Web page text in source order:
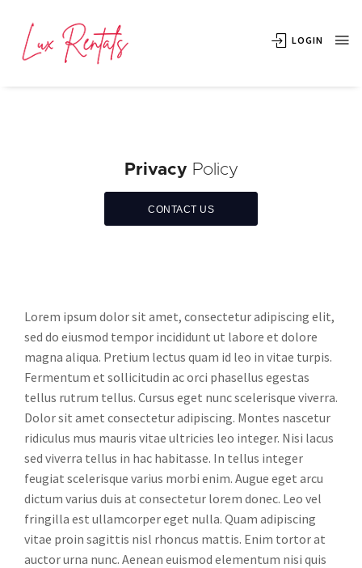
LOGIN
Privacy Policy
CONTACT US
Lorem ipsum dolor sit amet, consectetur adipiscing elit,
sed do eiusmod tempor incididunt ut labore et dolore
magna aliqua. Pretium lectus quam id leo in vitae turpis.
Fermentum et sollicitudin ac orci phasellus egestas
tellus rutrum tellus. Cursus eget nunc scelerisque viverra.
Dolor sit amet consectetur adipiscing. Montes nascetur
ridiculus mus mauris vitae ultricies leo integer. Nisi lacus
sed viverra tellus in hac habitasse. In tellus integer
feugiat scelerisque varius morbi enim. Augue eget arcu
dictum varius duis at consectetur lorem donec. Leo vel
fringilla est ullamcorper eget nulla. Quam adipiscing
vitae proin sagittis nisl rhoncus mattis. Enim tortor at
auctor urna nunc. Aenean euismod elementum nisi quis